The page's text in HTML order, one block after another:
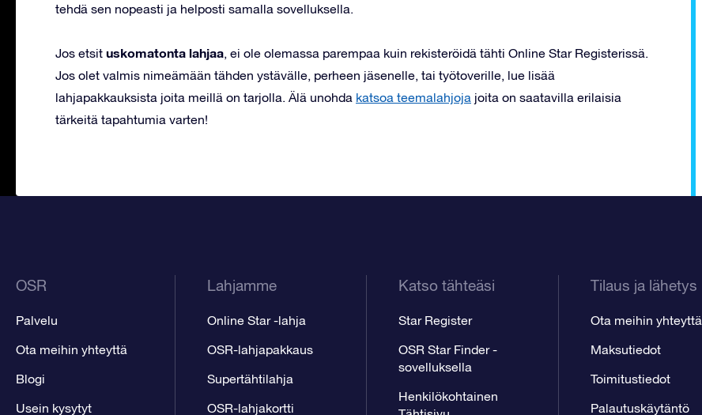
tehdä sen nopeasti ja helposti samalla sovelluksella.
Jos etsit uskomatonta lahjaa, ei ole olemassa parempaa kuin rekisteröidä tähti Online Star Registerissä.
Jos olet valmis nimeämään tähden ystävälle, perheen jäsenelle, tai työtoverille, lue lisää
lahjapakkauksista joita meillä on tarjolla. Älä unohda katsoa teemalahjoja joita on saatavilla erilaisia
tärkeitä tapahtumia varten!
OSR
Palvelu
Ota meihin yhteyttä
Blogi
Usein kysytyt
Lahjamme
Online Star -lahja
OSR-lahjapakkaus
Supertähtilahja
OSR-lahjakortti
Katso tähteäsi
Star Register
OSR Star Finder -
sovelluksella
Henkilökohtainen
Tilaus ja lähetys
Ota meihin yhteyttä
Maksutiedot
Toimitustiedot
Palautuskäytäntö